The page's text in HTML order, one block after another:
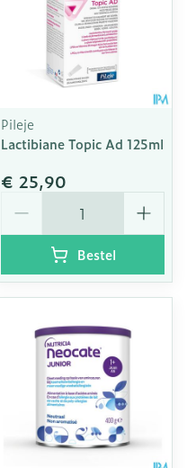
Pileje
Lactibiane Topic Ad 125ml
€ 25,90
Bestel